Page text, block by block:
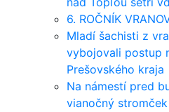
6. ROČNÍK
Mladí šachisti z
vybojovali postup
Prešovského kraja
Na námestí pred
vianočný stromček